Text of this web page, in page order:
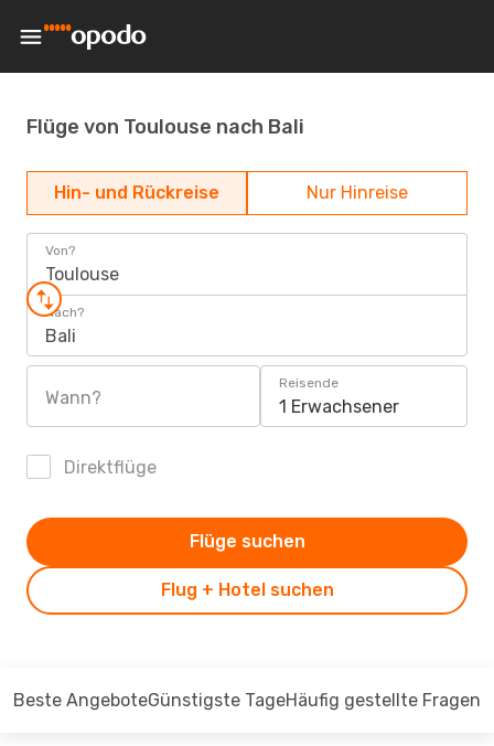
Flüge von Toulouse nach Bali
Hin- und Rückreise Nur Hinreise
Von?
Toulouse
Nach?
Bali
Wann?
Reisende
1 Erwachsener
Direktflüge
Flug + Hotel suchen
Flüge suchen
Beste AngeboteGünstigste TageHäufig gestellte Fragen